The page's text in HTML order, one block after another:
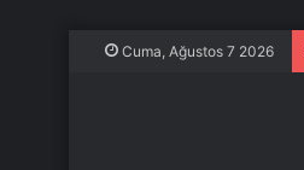
Cuma, Ağustos 7 2026